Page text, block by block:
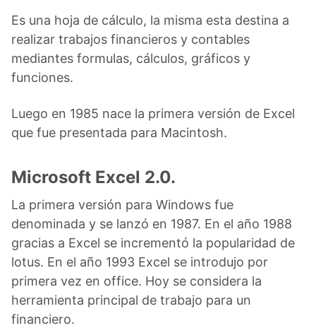
Es una hoja de cálculo, la misma esta destina a
realizar trabajos financieros y contables
mediantes formulas, cálculos, gráficos y
funciones.
Luego en 1985 nace la primera versión de Excel
que fue presentada para Macintosh.
Microsoft Excel 2.0.
La primera versión para Windows fue
denominada y se lanzó en 1987. En el año 1988
gracias a Excel se incrementó la popularidad de
lotus. En el año 1993 Excel se introdujo por
primera vez en office. Hoy se considera la
herramienta principal de trabajo para un
financiero.